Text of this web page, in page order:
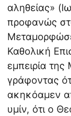
αληθείας»
προφανώς
Καθολική
εμπειρία
γράφοντας
ακηκόαμεν
υμίν, ότι ο